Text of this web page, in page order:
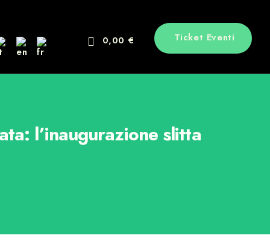
Ticket Eventi
0,00 €
l’inaugurazione slitta